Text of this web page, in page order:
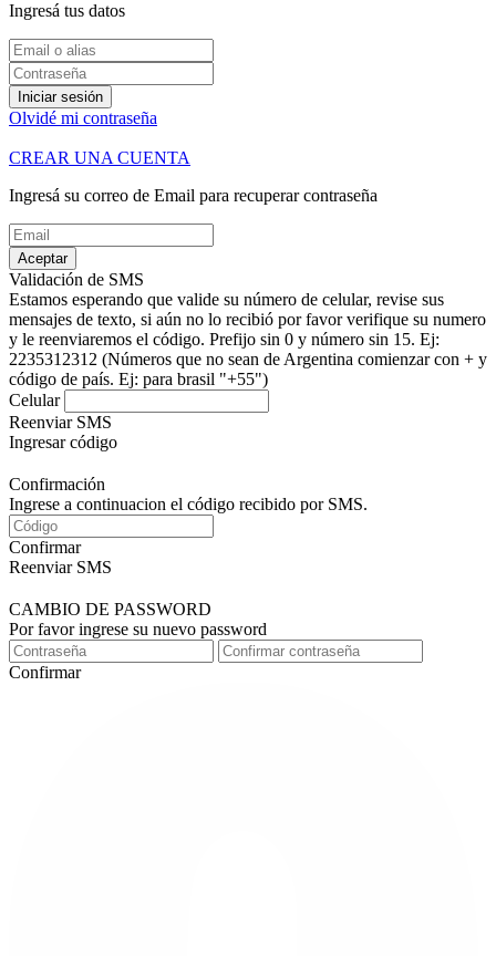
Ingresá tus datos
Iniciar sesión
Olvidé mi contraseña
CREAR UNA CUENTA
Ingresá su correo de Email para recuperar contraseña
Aceptar
Validación de SMS
Estamos esperando que valide su número de celular, revise sus
mensajes de texto, si aún no lo recibió por favor verifique su numero
y le reenviaremos el código. Prefijo sin 0 y número sin 15. Ej:
2235312312 (Números que no sean de Argentina comienzar con + y
código de país. Ej: para brasil "+55")
Celular
Reenviar SMS
Ingresar código
Confirmación
Ingrese a continuacion el código recibido por SMS.
Confirmar
Reenviar SMS
CAMBIO DE PASSWORD
Por favor ingrese su nuevo password
Confirmar